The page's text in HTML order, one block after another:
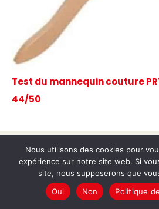
Test du mannequin couture
44/50
Copyright © 2026
A propos
Contact
Plan du site
Nous utilisons des cookies pour
expérience sur notre site web. Si
site, nous supposerons que
Oui
Non Politique